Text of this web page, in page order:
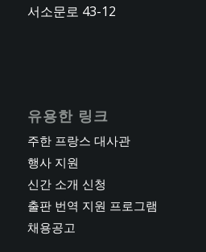
서소문로 43-12
유용한 링크
주한 프랑스 대사관
행사 지원
신간 소개 신청
출판 번역 지원 프로그램
채용공고